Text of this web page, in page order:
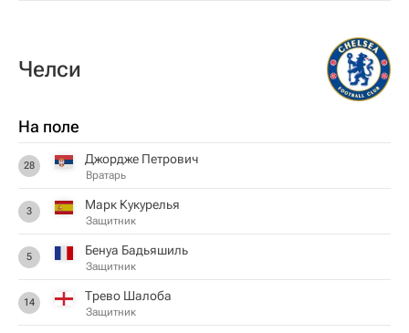
Челси
На поле
28 Джордже Петрович
Вратарь
3 Марк Кукурелья
Защитник
5 Бенуа Бадьяшиль
Защитник
14 Трево Шалоба
Защитник